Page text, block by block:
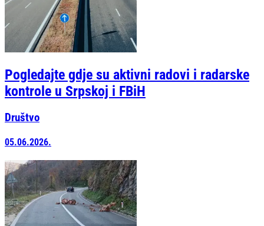
Pogledajte gdje su aktivni radovi i radarske
kontrole u Srpskoj i FBiH
Društvo
05.06.2026.